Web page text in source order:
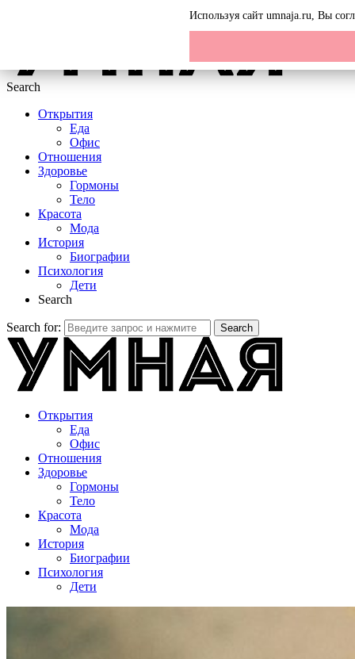
Search
Открытия
Еда
Офис
Отношения
Здоровье
Гормоны
Тело
Красота
Мода
История
Биографии
Психология
Дети
Search
Search for: Search
Открытия
Еда
Офис
Отношения
Здоровье
Гормоны
Тело
Красота
Мода
История
Биографии
Психология
Дети
Используя сайт umnaja.ru, Вы